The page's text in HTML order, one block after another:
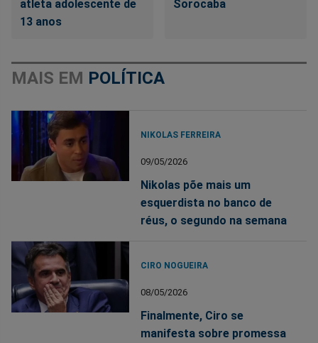
atleta adolescente de
13 anos
Sorocaba
MAIS EM POLÍTICA
NIKOLAS FERREIRA
09/05/2026
Nikolas põe mais um
esquerdista no banco de
réus, o segundo na semana
CIRO NOGUEIRA
08/05/2026
Finalmente, Ciro se
manifesta sobre promessa